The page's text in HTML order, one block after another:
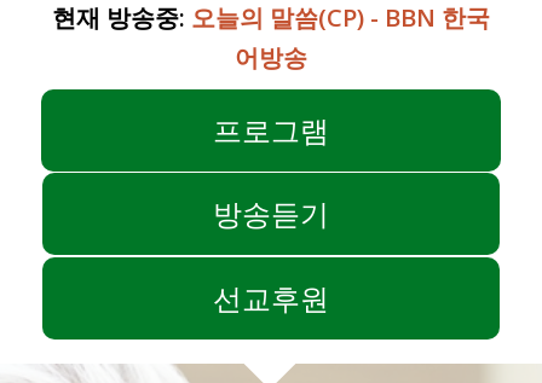
현재 방송중: 오늘의 말씀(CP) - BBN 한국
어방송
프로그램
방송듣기
선교후원